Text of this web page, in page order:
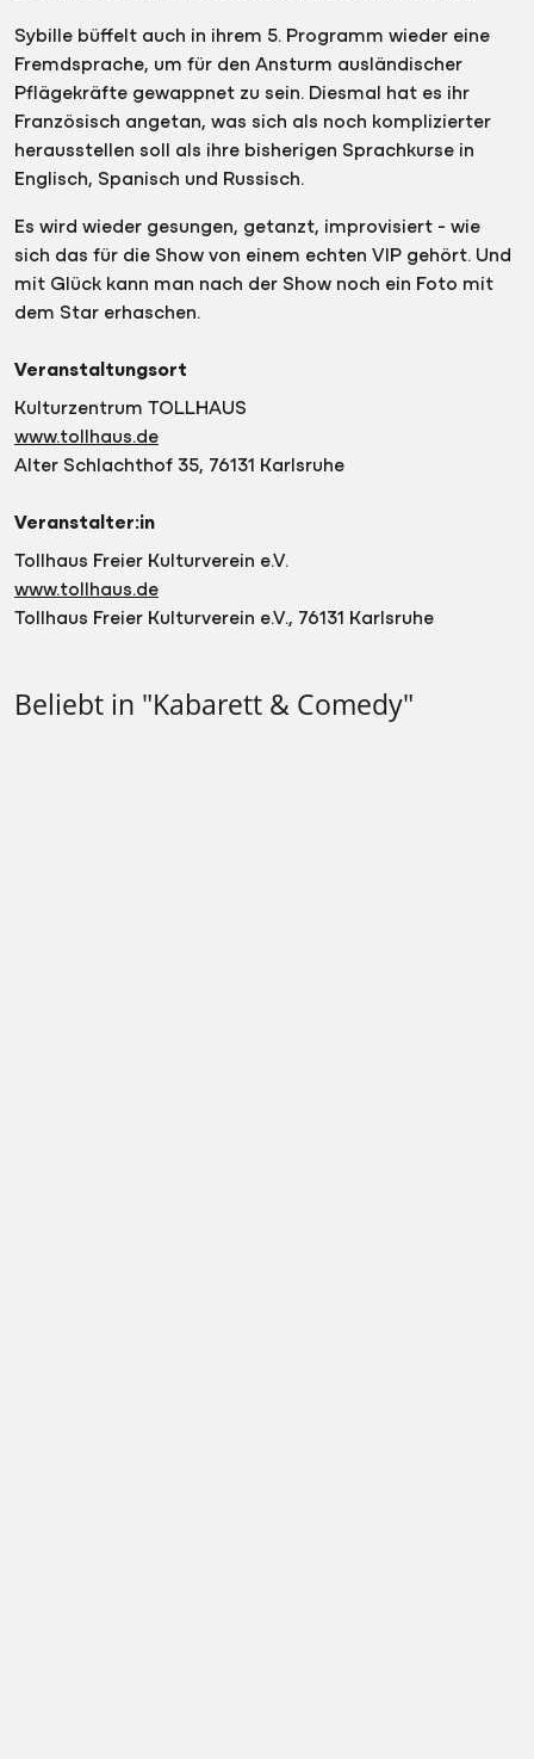
Sybille büffelt auch in ihrem 5. Programm wieder eine
Fremdsprache, um für den Ansturm ausländischer
Pflägekräfte gewappnet zu sein. Diesmal hat es ihr
Französisch angetan, was sich als noch komplizierter
herausstellen soll als ihre bisherigen Sprachkurse in
Englisch, Spanisch und Russisch.
Es wird wieder gesungen, getanzt, improvisiert - wie
sich das für die Show von einem echten VIP gehört. Und
mit Glück kann man nach der Show noch ein Foto mit
dem Star erhaschen.
Veranstaltungsort
Kulturzentrum TOLLHAUS
www.tollhaus.de
Alter Schlachthof 35, 76131 Karlsruhe
Veranstalter:in
Tollhaus Freier Kulturverein e.V.
www.tollhaus.de
Tollhaus Freier Kulturverein e.V., 76131 Karlsruhe
Beliebt in "Kabarett & Comedy"